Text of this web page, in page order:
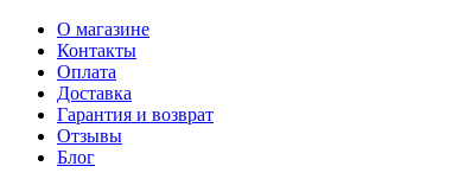
О магазине
Контакты
Оплата
Доставка
Гарантия и возврат
Отзывы
Блог